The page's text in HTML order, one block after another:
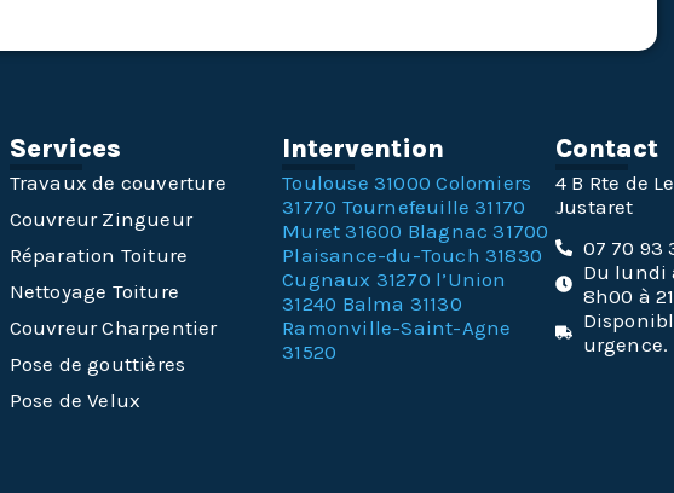
Services
Travaux de couverture
Couvreur Zingueur
Réparation Toiture
Nettoyage Toiture
Couvreur Charpentier
Pose de gouttières
Pose de Velux
Intervention
Toulouse 31000 Colomiers
31770 Tournefeuille 31170
Muret 31600 Blagnac 31700
Plaisance-du-Touch 31830
Cugnaux 31270 l’Union
31240 Balma 31130
Ramonville-Saint-Agne
31520
Contact
4 B Rte de
Justaret
07 70 93
Du lundi
8h00 à
urgence.